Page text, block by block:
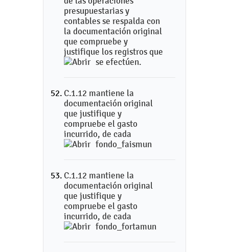
presupuestarias y
contables se respalda con
la documentación original
que compruebe y
justifique los registros que
se efectúen.
C.1.12 mantiene la
documentación original
que justifique y
compruebe el gasto
incurrido, de cada
fondo_faismun
C.1.12 mantiene la
documentación original
que justifique y
compruebe el gasto
incurrido, de cada
fondo_fortamun